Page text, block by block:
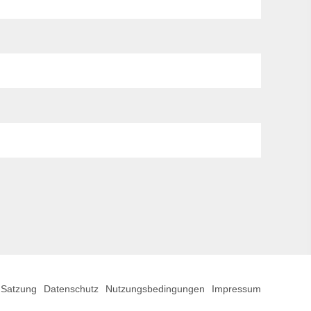
Satzung Datenschutz Nutzungsbedingungen Impressum